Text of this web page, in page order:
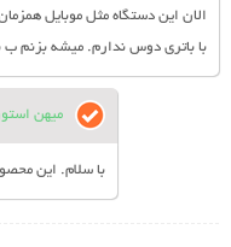
الان این دستگاه مثل موبایل
با باتری دوس ندارم. میشه بزنم ب
میهن
با سلام. این